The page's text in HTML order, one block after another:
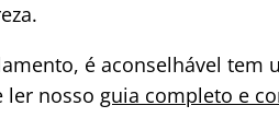
é aconselhável
ler nosso guia completo e